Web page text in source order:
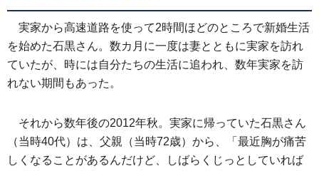
実家から高速道路を使って2時間ほどのところで新婚生活
を始めた石黒さん。数カ月に一度は妻とともに実家を訪れ
ていたが、時には自分たちの生活に追われ、数年実家を訪
れない期間もあった。
それから数年後の2012年秋。実家に帰っていた石黒さん
（当時40代）は、父親（当時72歳）から、「最近胸が痛苦
しくなることがあるんだけど、しばらくじっとしていれば